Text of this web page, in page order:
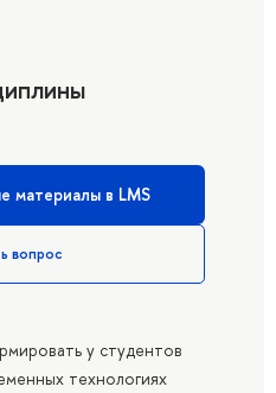
материалы в LMS
вопрос
у студентов
технологиях